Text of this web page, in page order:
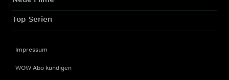
Top-Serien
Impressum
WOW Abo kündigen